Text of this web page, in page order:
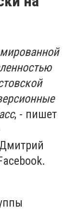
, - пишет